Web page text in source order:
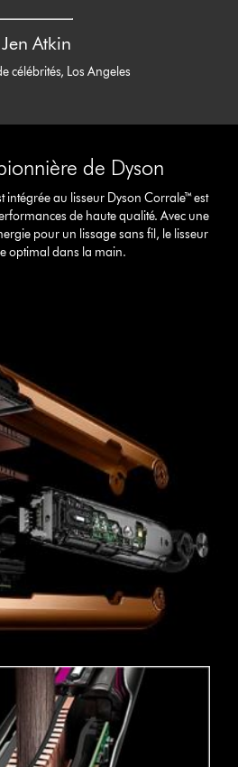
Jen Atkin
célébrités, Los Angeles
de Dyson
intégrée au lisseur Dyson Corrale™ est
de haute qualité. Avec une
pour un lissage sans fil, le lisseur
optimal dans la main.